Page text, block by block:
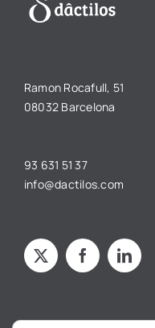
Ramon Rocafull, 51
08032 Barcelona
93 631 51 37
info@dactilos.com